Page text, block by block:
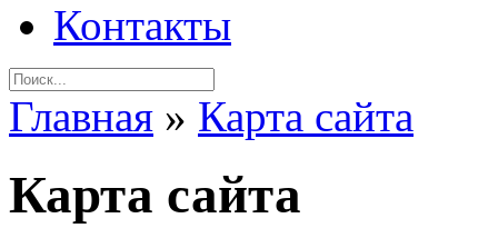
Контакты
Главная » Карта сайта
Карта сайта